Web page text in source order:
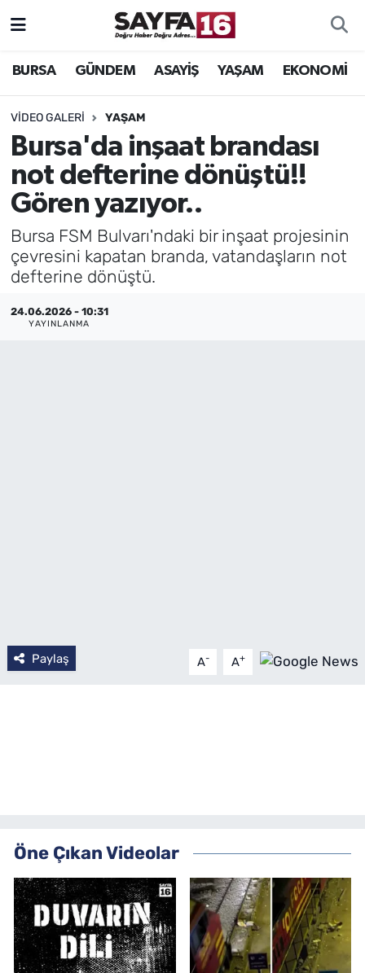
BURSA GÜNDEM ASAYİŞ YAŞAM EKONOMİ
VIDEO GALERI YAŞAM
Bursa'da inşaat brandası
not defterine dönüştü!!
Gören yazıyor..
Bursa FSM Bulvarı'ndaki bir inşaat projesinin
çevresini kapatan branda, vatandaşların not
defterine dönüştü.
24.06.2026 - 10:31
YAYINLANMA
Paylaş A- A+
Öne Çıkan Videolar
ÖZEL HABER
MAGAZİN
BİLİM
DÜNYA
TEKNOLOJİ
SPOR
Hava Durumu
TFF 2.Lig Beyaz Grup Puan Durumu ve Fikstür
Tüm Manşetler
Son Dakika Haberleri
Haber Arşivi